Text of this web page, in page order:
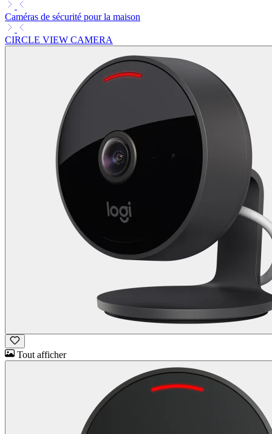
Caméras de sécurité pour la maison
CIRCLE VIEW CAMERA
Tout afficher